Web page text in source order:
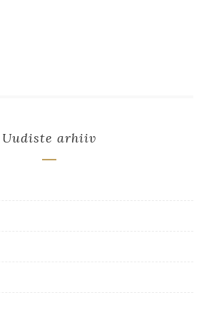
Uudiste arhiiv